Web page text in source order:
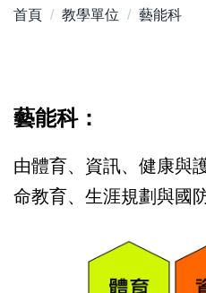
首頁 教學單位 藝能科
藝能科：
由體育、資訊、健康與
命教育、生涯規劃與國